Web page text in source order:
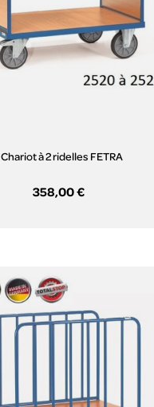
Chariot à 2 ridelles FETRA
358,00 €